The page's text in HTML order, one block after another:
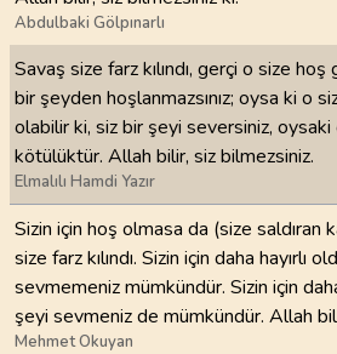
Abdulbaki Gölpınarlı
Savaş size farz kılındı, gerçi o size
bir şeyden hoşlanmazsınız; oysa ki o
olabilir ki, siz bir şeyi seversiniz, oysaki
kötülüktür. Allah bilir, siz bilmezsiniz.
Elmalılı Hamdi Yazır
Sizin için hoş olmasa da (size saldıran
size farz kılındı. Sizin için daha hayırlı
sevmemeniz mümkündür. Sizin için
şeyi sevmeniz de mümkündür. Allah
Mehmet Okuyan